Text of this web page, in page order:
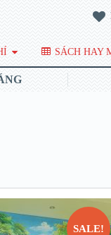
SÁCH HAY
SALE!